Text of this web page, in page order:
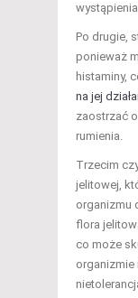
Po drugie,
ponieważ
histaminy,
na jej
zaostrzać
rumienia.
Trzecim
jelitowej,
organizmu
flora
co może
organizmie